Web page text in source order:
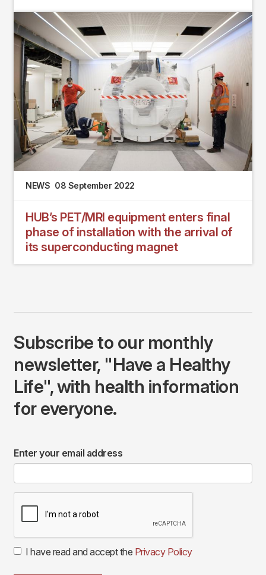
NEWS 08 September 2022
HUB’s PET/MRI equipment enters final
phase of installation with the arrival of
its superconducting magnet
Subscribe to our monthly
newsletter, "Have a Healthy
Life", with health information
for everyone.
Enter your email address
I have read and accept the Privacy Policy